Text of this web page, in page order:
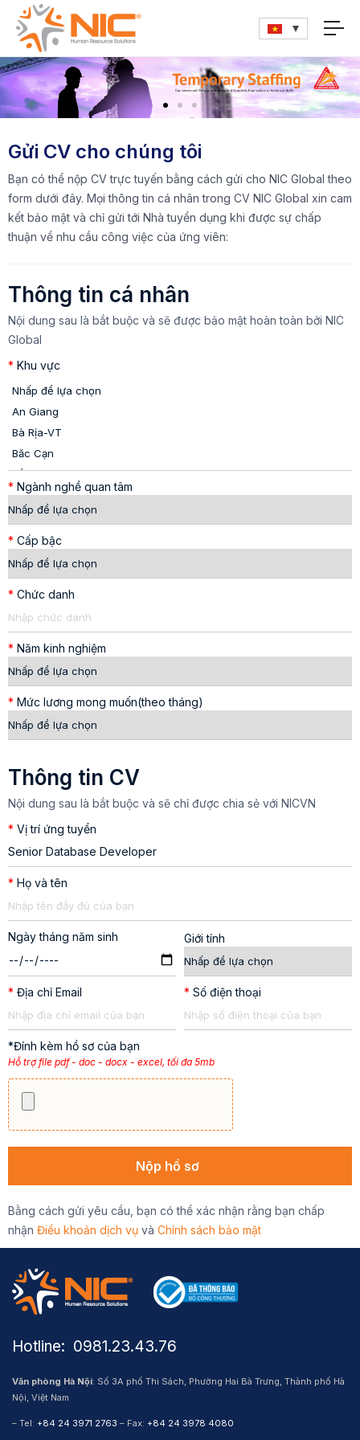
Gửi CV cho chúng tôi
Bạn có thể nộp CV trực tuyến bằng cách gửi cho NIC Global theo
form dưới đây. Mọi thông tin cá nhân trong CV NIC Global xin cam
kết bảo mật và chỉ gửi tới Nhà tuyển dụng khi được sự chấp
thuận về nhu cầu công việc của ứng viên:
Thông tin cá nhân
Nội dung sau là bắt buộc và sẽ được bảo mật hoàn toàn bởi NIC
Global
* Khu vực
* Ngành nghề quan tâm
* Cấp bậc
* Chức danh
* Năm kinh nghiệm
* Mức lương mong muốn(theo tháng)
Thông tin CV
Nội dung sau là bắt buộc và sẽ chỉ được chia sẻ với NICVN
* Vị trí ứng tuyển
* Họ và tên
Ngày tháng năm sinh Giới tính
* Địa chỉ Email * Số điện thoại
*Đính kèm hồ sơ của bạn
Hỗ trợ file pdf - doc - docx - excel, tối đa 5mb
Bằng cách gửi yêu cầu, bạn có thể xác nhận rằng bạn chấp
nhận Điều khoản dịch vụ và Chính sách bảo mật
Hotline: ​ 0981.23.43.76
Văn phòng Hà Nội: Số 3A phố Thi Sách, Phường Hai Bà Trưng, Thành phố Hà
Nội, Việt Nam
– Tel: +84 24 3971 2763 – Fax: +84 24 3978 4080